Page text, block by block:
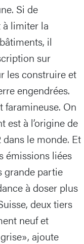
Si de
limiter la
il
sur
les construire et
engendrées.
faramineuse. On
est à l’origine de
dans le monde. Et
émissions liées
grande partie
à doser plus
deux tiers
neuf et
ajoute